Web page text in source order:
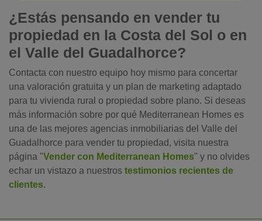
¿Estás pensando en vender tu
propiedad en la Costa del Sol o en
el Valle del Guadalhorce?
Contacta con nuestro equipo hoy mismo para concertar
una valoración gratuita y un plan de marketing adaptado
para tu vivienda rural o propiedad sobre plano. Si deseas
más información sobre por qué Mediterranean Homes es
una de las mejores agencias inmobiliarias del Valle del
Guadalhorce para vender tu propiedad, visita nuestra
página "Vender con Mediterranean Homes" y no olvides
echar un vistazo a nuestros testimonios recientes de
clientes.